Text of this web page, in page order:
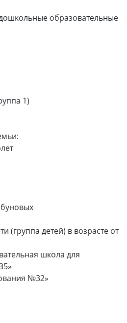
образовательные
1)
(группа детей) в возрасте от
школа для
№32»